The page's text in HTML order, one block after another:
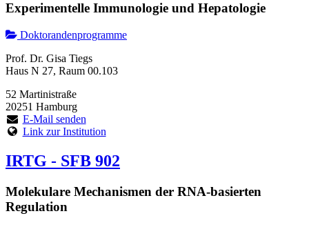
Experimentelle Immunologie und Hepatologie
Doktorandenprogramme
Prof. Dr. Gisa Tiegs
Haus N 27, Raum 00.103
52 Martinistraße
20251 Hamburg
E-Mail senden
Link zur Institution
IRTG - SFB 902
Molekulare Mechanismen der RNA-basierten
Regulation